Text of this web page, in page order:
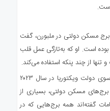
و ساکن یک برج مسکن دولتی در ملبورن، گفت
بوده است. او که به‌تازگی عمل قلب
تنها از چند پنکه استفاده می‌کند.
با وجود اختصاص ۱۴۱ میلیون دلار از سوی دولت ویکتوریا در سال ۲۰۲۳
مسکن دولتی، بسیاری از
گفته‌اند همه برج‌هایی که در